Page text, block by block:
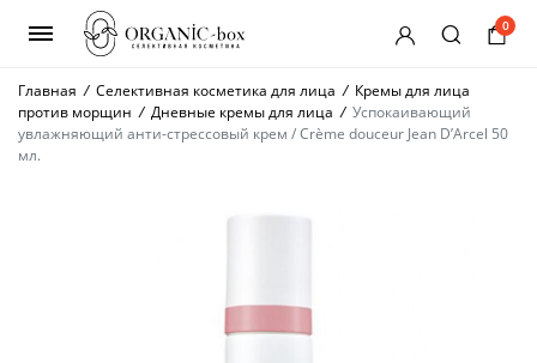
0
Главная / Селективная косметика для лица / Кремы для лица
против морщин / Дневные кремы для лица / Успокаивающий
увлажняющий анти-стрессовый крем / Crème douceur Jean D’Arcel 50
мл.